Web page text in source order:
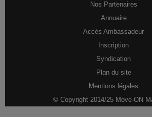
Nos Partenaires
Annuaire
Accès Ambassadeur
Inscription
Syndication
Plan du site
Mentions légales
© Copyright 2014/25 Move-ON